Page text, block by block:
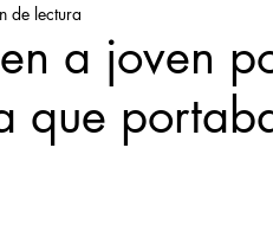
Pedro Garza Garcia
Principal Salud
a joven
que
de lectura